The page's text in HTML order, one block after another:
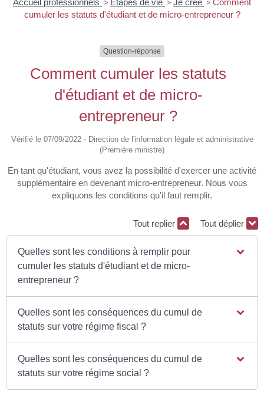
Accueil professionnels > Étapes de vie > Je crée > Comment
cumuler les statuts d'étudiant et de micro-entrepreneur ?
Question-réponse
Comment cumuler les statuts
d'étudiant et de micro-
entrepreneur ?
Vérifié le 07/09/2022 - Direction de l'information légale et administrative
(Première ministre)
En tant qu'étudiant, vous avez la possibilité d'exercer une activité
supplémentaire en devenant micro-entrepreneur. Nous vous
expliquons les conditions qu'il faut remplir.
Tout replier Tout déplier
Quelles sont les conditions à remplir pour
cumuler les statuts d'étudiant et de micro-
entrepreneur ?
Quelles sont les conséquences du cumul de
statuts sur votre régime fiscal ?
Quelles sont les conséquences du cumul de
statuts sur votre régime social ?